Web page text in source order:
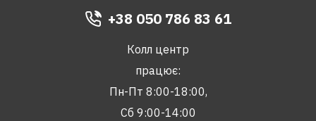
+38 050 786 83 61
Колл центр
працює:
Пн-Пт 8:00-18:00,
Сб 9:00-14:00